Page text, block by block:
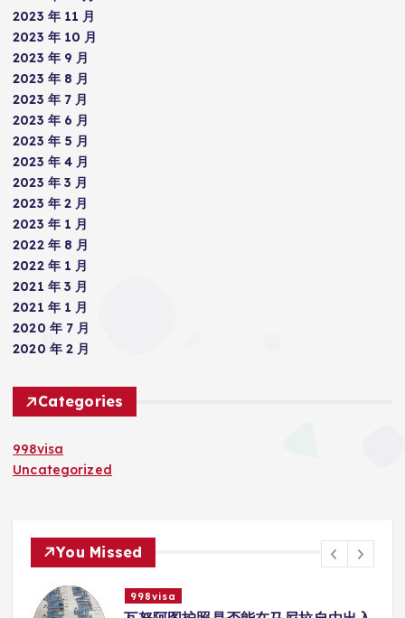
2023 年 11 月
2023 年 10 月
2023 年 9 月
2023 年 8 月
2023 年 7 月
2023 年 6 月
2023 年 5 月
2023 年 4 月
2023 年 3 月
2023 年 2 月
2023 年 1 月
2022 年 8 月
2022 年 1 月
2021 年 3 月
2021 年 1 月
2020 年 7 月
2020 年 2 月
Categories
998visa
Uncategorized
You Missed
998visa